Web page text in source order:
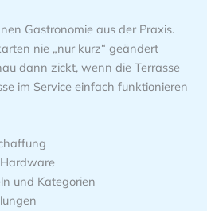
Gastronomie aus der Praxis.
nie „nur kurz“ geändert
dann zickt, wenn die Terrasse
im Service einfach funktionieren
und Kategorien